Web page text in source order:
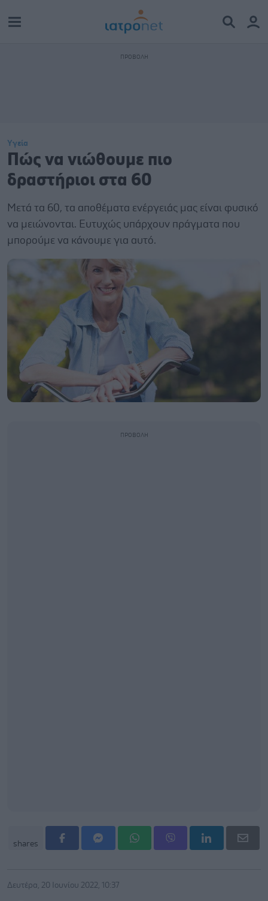
Υγεία
Πώς να νιώθουμε πιο
δραστήριοι στα 60
Μετά τα 60, τα αποθέματα ενέργειάς μας είναι φυσικό
να μειώνονται. Ευτυχώς υπάρχουν πράγματα που
μπορούμε να κάνουμε για αυτό.
shares
Δευτέρα, 20 Ιουνίου 2022, 10:37